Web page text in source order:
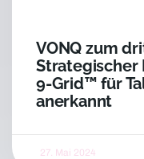
VONQ zum
Strategischer
9-Grid™ für
anerkannt
27. Mai 2024